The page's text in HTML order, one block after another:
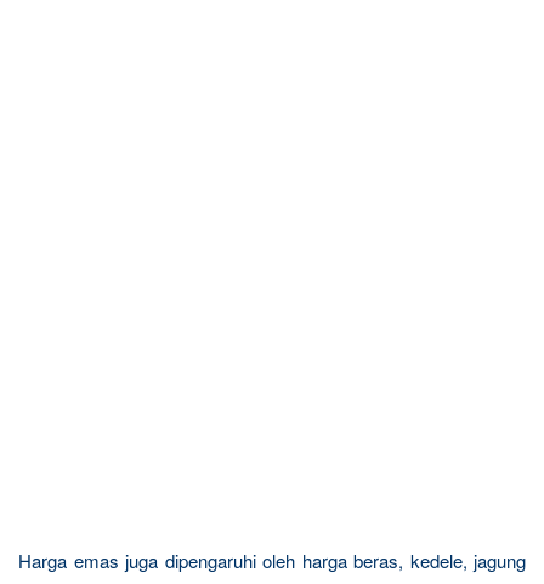
Harga emas juga dipengaruhi oleh harga beras, kedele, jagung